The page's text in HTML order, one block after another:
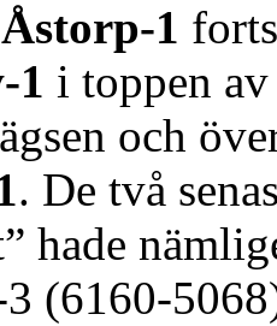
1
1 i toppen
och
. De två
hade
(6160-